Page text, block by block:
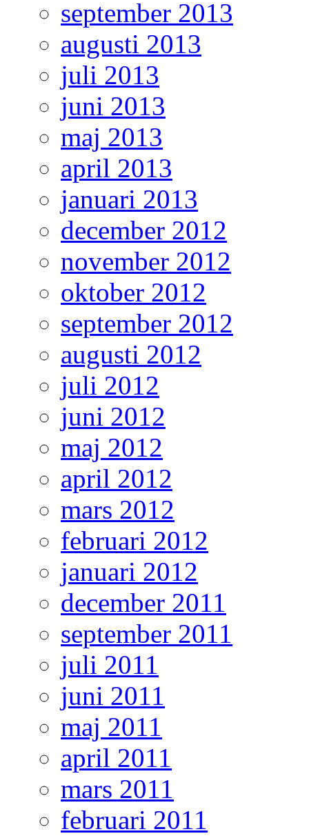
september 2013
augusti 2013
juli 2013
juni 2013
maj 2013
april 2013
januari 2013
december 2012
november 2012
oktober 2012
september 2012
augusti 2012
juli 2012
juni 2012
maj 2012
april 2012
mars 2012
februari 2012
januari 2012
december 2011
september 2011
juli 2011
juni 2011
maj 2011
april 2011
mars 2011
februari 2011